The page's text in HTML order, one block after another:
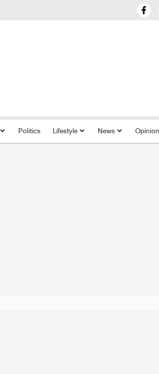
Politics Lifestyle News Opinion